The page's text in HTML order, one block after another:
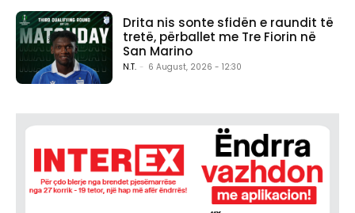
Drita nis sonte sfidën e raundit të
tretë, përballet me Tre Fiorin në
San Marino
N.T. - 6 August, 2026 - 12:30